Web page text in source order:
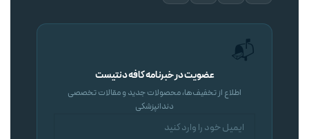
📬
عضویت در خبرنامه کافه دنتیست
اطلاع از تخفیف‌ها، محصولات جدید و مقالات تخصصی
دندانپزشکی